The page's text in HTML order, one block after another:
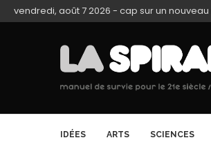
vendredi, août 7 2026 - cap sur un
IDÉES ARTS SCIENCES